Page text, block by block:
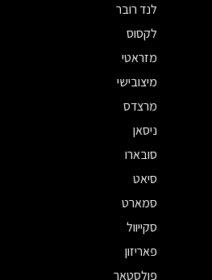
לנד רובר
לקסוס
מזראטי
מיצובישי
מרצדס
ניסאן
סובארו
סיאט
סמארט
סקייוול
פאריזון
פולסטאר